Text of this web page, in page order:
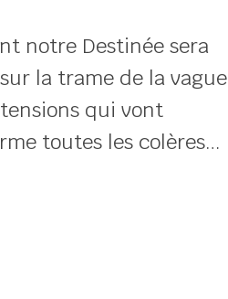
notre Destinée sera
la trame de la vague
qui vont
toutes les colères…